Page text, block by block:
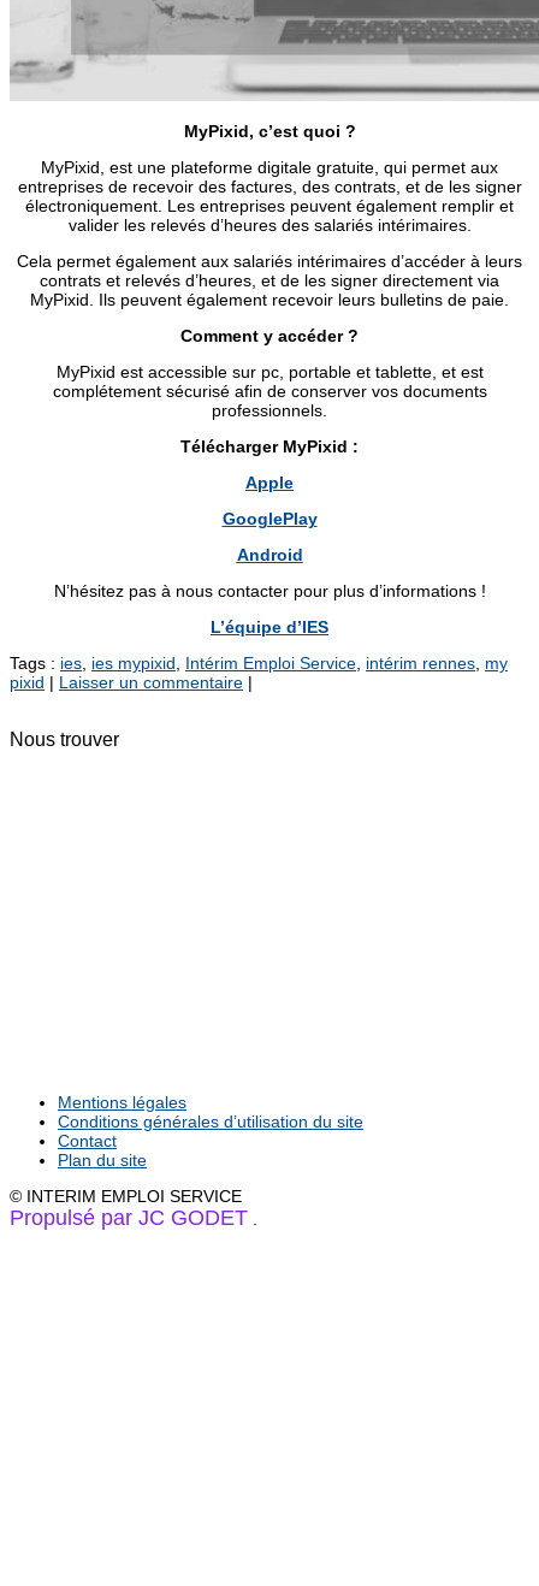
MyPixid, c’est quoi ?
MyPixid, est une plateforme digitale gratuite, qui permet aux
entreprises de recevoir des factures, des contrats, et de les signer
électroniquement. Les entreprises peuvent également remplir et
valider les relevés d’heures des salariés intérimaires.
Cela permet également aux salariés intérimaires d’accéder à leurs
contrats et relevés d’heures, et de les signer directement via
MyPixid. Ils peuvent également recevoir leurs bulletins de paie.
Comment y accéder ?
MyPixid est accessible sur pc, portable et tablette, et est
complétement sécurisé afin de conserver vos documents
professionnels.
Télécharger MyPixid :
Apple
GooglePlay
Android
N’hésitez pas à nous contacter pour plus d’informations !
L’équipe d’IES
Tags : ies ies mypixid Intérim Emploi Service intérim rennes my
pixid | Laisser un commentaire |
Nous trouver
Mentions légales
Conditions générales d’utilisation du site
Contact
Plan du site
© INTERIM EMPLOI SERVICE
Propulsé par JC GODET